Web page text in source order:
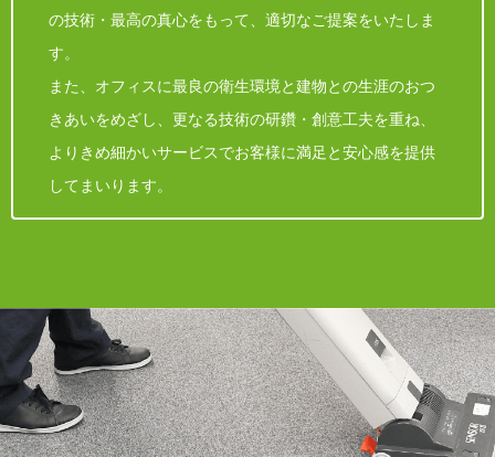
の技術・最高の真心をもって、適切なご提案をいたしま
す。
また、オフィスに最良の衛生環境と建物との生涯のおつ
きあいをめざし、更なる技術の研鑽・創意工夫を重ね、
よりきめ細かいサービスでお客様に満足と安心感を提供
してまいります。